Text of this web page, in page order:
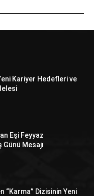
Kariyer Hedefleri ve
Eşi Feyyaz
Günü Mesajı
“Karma” Dizisinin Yeni